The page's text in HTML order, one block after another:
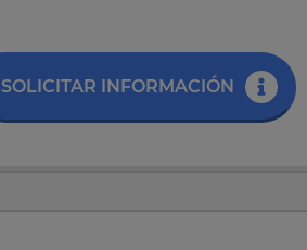
SOLICITAR INFORMACIÓN